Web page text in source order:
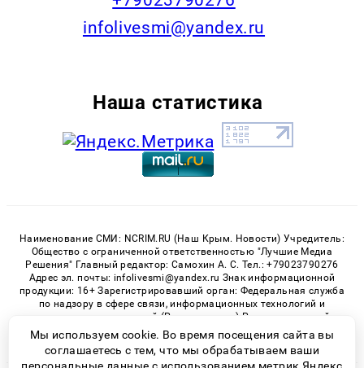
infolivesmi@yandex.ru
Наша статистика
Наименование СМИ: NCRIM.RU (Наш Крым. Новости) Учредитель:
Общество с ограниченной ответственностью "Лучшие Медиа
Решения" Главный редактор: Самохин А. С. Тел.: +79023790276
Адрес эл. почты: infolivesmi@yandex.ru Знак информационной
продукции: 16+ Зарегистрировавший орган: Федеральная служба
по надзору в сфере связи, информационных технологий и
массовых коммуникаций (Роскомнадзор) Регистрационный
номер СМИ ЭЛ № ФС 77 - 81150 от 02.06.2021
Мы используем cookie. Во время посещения сайта вы
соглашаетесь с тем, что мы обрабатываем ваши